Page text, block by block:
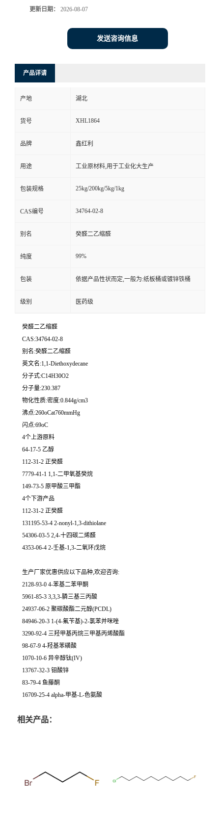
更新日期： 2026-08-07
发送咨询信息
产品详请
产地 湖北
货号 XHL1864
品牌 鑫红利
用途 工业原材料,用于工业化大生产
包装规格 25kg/200kg/5kg/1kg
CAS编号 34764-02-8
别名 癸醛二乙缩醛
纯度 99%
包装 依据产品性状而定,一般为:纸板桶或镀锌铁桶
级别 医药级
癸醛二乙缩醛
CAS:34764-02-8
别名:癸醛二乙缩醛
英文名:1,1-Diethoxydecane
分子式:C14H30O2
分子量:230.387
物化性质:密度:0.844g/cm3
沸点:260oCat760mmHg
闪点:69oC
4个上游原料
64-17-5 乙醇
112-31-2 正癸醛
7779-41-1 1,1-二甲氧基癸烷
149-73-5 原甲酸三甲酯
4个下游产品
112-31-2 正癸醛
131195-53-4 2-nonyl-1,3-dithiolane
54306-03-5 2,4-十四碳二烯醛
4353-06-4 2-壬基-1,3-二氧环戊烷
生产厂家优惠供应以下品种,欢迎咨询:
2128-93-0 4-苯基二苯甲酮
5961-85-3 3,3,3-膦三基三丙酸
24937-06-2 聚碳酸酯二元醇(PCDL)
84946-20-3 1-(4-氟苄基)-2-氯苯并咪唑
3290-92-4 三羟甲基丙烷三甲基丙烯酸酯
98-67-9 4-羟基苯磺酸
1070-10-6 异辛醇钛(IV)
13767-32-3 钼酸锌
83-79-4 鱼藤酮
16709-25-4 alpha-甲基-L-色氨酸
相关产品：